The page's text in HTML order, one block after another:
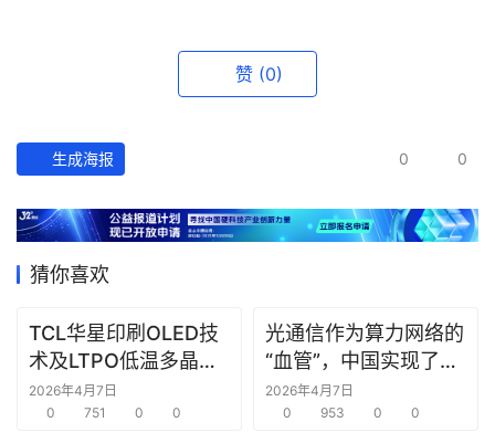
赞 (0)
生成海报 0 0
猜你喜欢
TCL华星印刷OLED技
术及LTPO低温多晶硅
技术在ICDT 2026展会
上亮相
2026年4月7日
0
751 0 0
光通信作为算力网络的
“血管”，中国实现了24
芯光纤2.5Pb/s实时双
向传输，刷新纪录
2026年4月7日
0
953 0 0